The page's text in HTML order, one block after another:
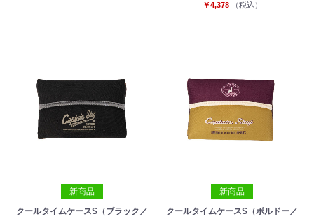
￥4,378 （税込）
新商品
クールタイムケースS（ブラック／
新商品
クールタイムケースS（ボルドー／